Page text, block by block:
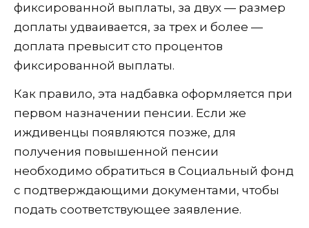
фиксированной выплаты, за двух — размер
доплаты удваивается, за трех и более —
доплата превысит сто процентов
фиксированной выплаты.
Как правило, эта надбавка оформляется при
первом назначении пенсии. Если же
иждивенцы появляются позже, для
получения повышенной пенсии
необходимо обратиться в Социальный фонд
с подтверждающими документами, чтобы
подать соответствующее заявление.